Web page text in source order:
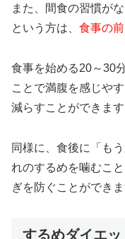
また、間食の習慣が
という方は、 食事の
食事を始める20～30
ことで満腹を感じや
減らすことができます
同様に、食後に「も
れのするめを噛むこ
ぎを防ぐことができま
するめダイエ